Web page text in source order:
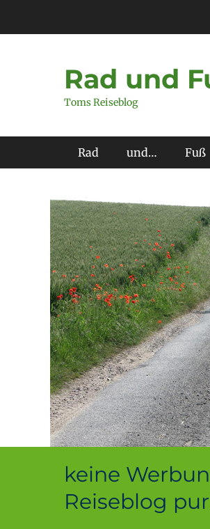
Rad und
Toms Reiseblog
Primäres Menü
Rad und… Fuß
keine
Reiseblog